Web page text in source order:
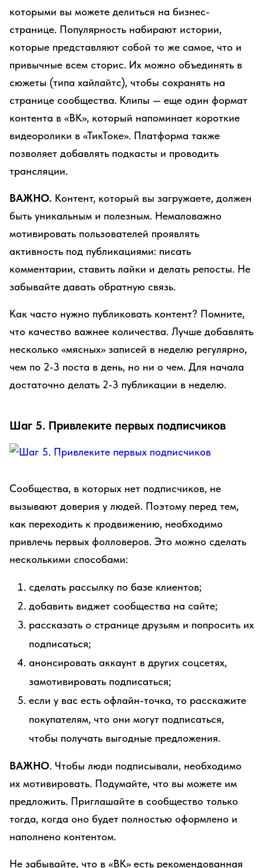
которыми вы можете делиться на бизнес-
странице. Популярность набирают истории,
которые представляют собой то же самое, что и
привычные всем сторис. Их можно объединять в
сюжеты (типа хайлайтс), чтобы сохранять на
странице сообщества. Клипы — еще один формат
контента в «ВК», который напоминает короткие
видеоролики в «ТикТоке». Платформа также
позволяет добавлять подкасты и проводить
трансляции.
ВАЖНО. Контент, который вы загружаете, должен
быть уникальным и полезным. Немаловажно
мотивировать пользователей проявлять
активность под публикациями: писать
комментарии, ставить лайки и делать репосты. Не
забывайте давать обратную связь.
Как часто нужно публиковать контент? Помните,
что качество важнее количества. Лучше добавлять
несколько «мясных» записей в неделю регулярно,
чем по 2-3 поста в день, но ни о чем. Для начала
достаточно делать 2-3 публикации в неделю.
Шаг 5. Привлеките первых подписчиков
Сообщества, в которых нет подписчиков, не
вызывают доверия у людей. Поэтому перед тем,
как переходить к продвижению, необходимо
привлечь первых фолловеров. Это можно сделать
несколькими способами:
сделать рассылку по базе клиентов;
добавить виджет сообщества на сайте;
рассказать о странице друзьям и попросить их
подписаться;
анонсировать аккаунт в других соцсетях,
замотивировать подписаться;
если у вас есть офлайн-точка, то расскажите
покупателям, что они могут подписаться,
чтобы получать выгодные предложения.
ВАЖНО. Чтобы люди подписывали, необходимо
их мотивировать. Подумайте, что вы можете им
предложить. Приглашайте в сообщество только
тогда, когда оно будет полностью оформлено и
наполнено контентом.
Не забывайте, что в «ВК» есть рекомендованная